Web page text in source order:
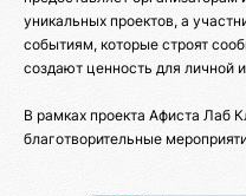
уникальных проектов, а
событиям, которые строят
создают ценность для личной
В рамках проекта Афиста Лаб
благотворительные